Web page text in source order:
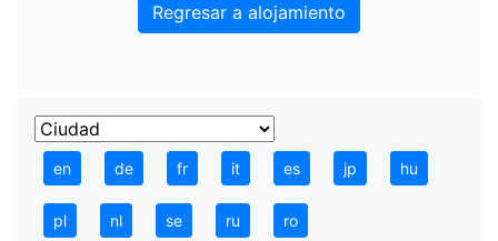
Regresar a alojamiento
en de fr it es jp hu
pl nl se ru ro